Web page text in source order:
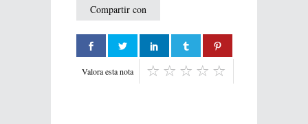
Compartir con
Valora esta nota